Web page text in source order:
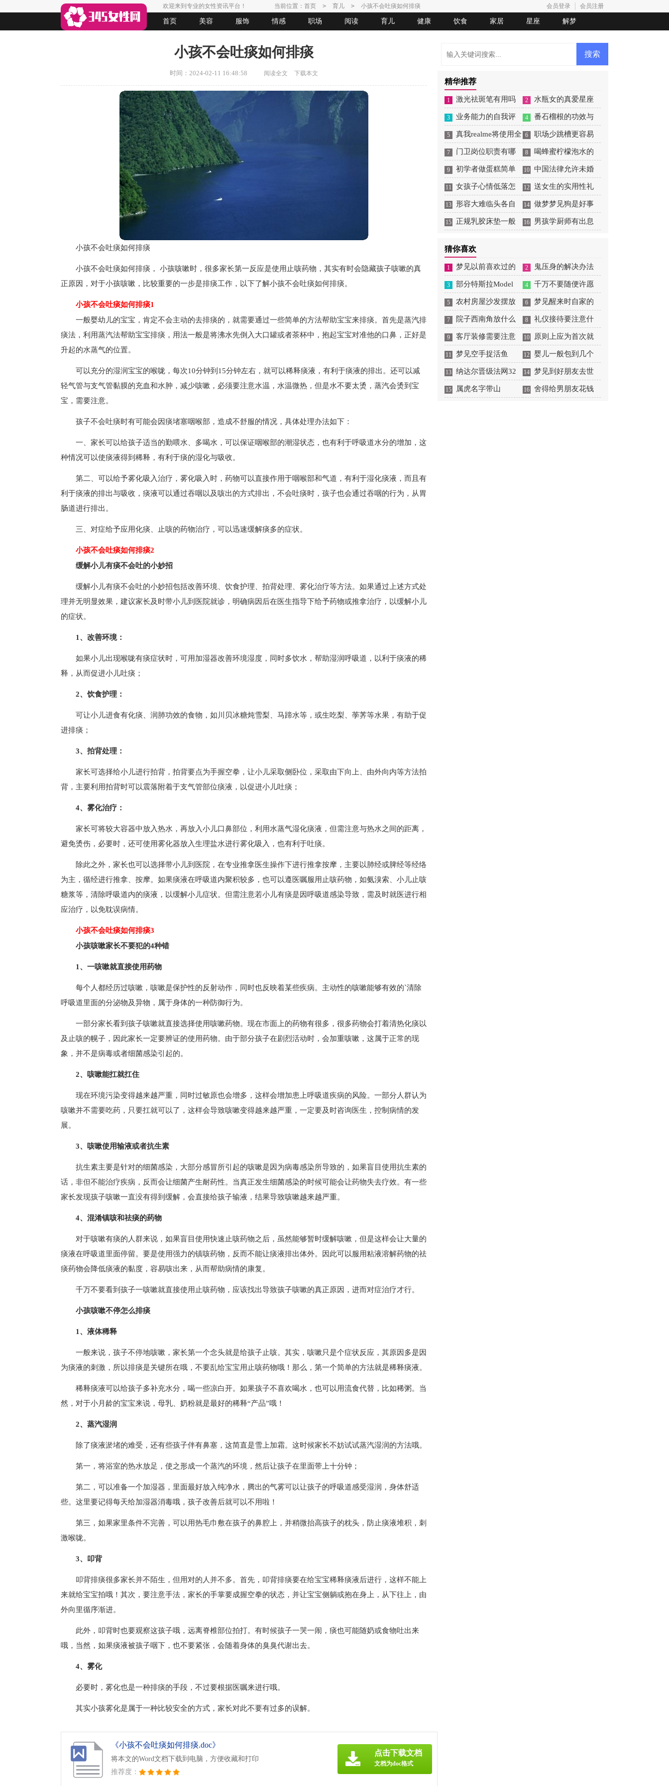
欢迎来到专业的女性资讯平台！ 会员登录 会员注册
首页 美容 服饰 情感 职场 阅读 育儿 健康 饮食 家居 星座 解梦
当前位置：首页 > 育儿 > 小孩不会吐痰如何排痰
小孩不会吐痰如何排痰
时间：2024-02-11 16:48:58 阅读全文 下载本文
小孩不会吐痰如何排痰
小孩不会吐痰如何排痰， 小孩咳嗽时，很多家长第一反应是使用止咳药物，其实有时会隐藏孩子咳嗽的真
正原因，对于小孩咳嗽，比较重要的一步是排痰工作，以下了解小孩不会吐痰如何排痰。
小孩不会吐痰如何排痰1
一般婴幼儿的宝宝，肯定不会主动的去排痰的，就需要通过一些简单的方法帮助宝宝来排痰。首先是蒸汽排
痰法，利用蒸汽法帮助宝宝排痰，用法一般是将沸水先倒入大口罐或者茶杯中，抱起宝宝对准他的口鼻，正好是
升起的水蒸气的位置。
可以充分的湿润宝宝的喉咙，每次10分钟到15分钟左右，就可以稀释痰液，有利于痰液的排出。还可以减
轻气管与支气管黏膜的充血和水肿，减少咳嗽，必须要注意水温，水温微热，但是水不要太烫，蒸汽会烫到宝
宝，需要注意。
孩子不会吐痰时有可能会因痰堵塞咽喉部，造成不舒服的情况，具体处理办法如下：
一、家长可以给孩子适当的勤喂水、多喝水，可以保证咽喉部的潮湿状态，也有利于呼吸道水分的增加，这
种情况可以使痰液得到稀释，有利于痰的湿化与吸收。
第二、可以给予雾化吸入治疗，雾化吸入时，药物可以直接作用于咽喉部和气道，有利于湿化痰液，而且有
利于痰液的排出与吸收，痰液可以通过吞咽以及咳出的方式排出，不会吐痰时，孩子也会通过吞咽的行为，从胃
肠道进行排出。
三、对症给予应用化痰、止咳的药物治疗，可以迅速缓解痰多的症状。
小孩不会吐痰如何排痰2
缓解小儿有痰不会吐的小妙招
缓解小儿有痰不会吐的小妙招包括改善环境、饮食护理、拍背处理、雾化治疗等方法。如果通过上述方式处
理并无明显效果，建议家长及时带小儿到医院就诊，明确病因后在医生指导下给予药物或推拿治疗，以缓解小儿
的症状。
1、改善环境：
如果小儿出现喉咙有痰症状时，可用加湿器改善环境湿度，同时多饮水，帮助湿润呼吸道，以利于痰液的稀
释，从而促进小儿吐痰；
2、饮食护理：
可让小儿进食有化痰、润肺功效的食物，如川贝冰糖炖雪梨、马蹄水等，或生吃梨、荸荠等水果，有助于促
进排痰；
3、拍背处理：
家长可选择给小儿进行拍背，拍背要点为手握空拳，让小儿采取侧卧位，采取由下向上、由外向内等方法拍
背，主要利用拍背时可以震落附着于支气管部位痰液，以促进小儿吐痰；
4、雾化治疗：
家长可将较大容器中放入热水，再放入小儿口鼻部位，利用水蒸气湿化痰液，但需注意与热水之间的距离，
避免烫伤，必要时，还可使用雾化器放入生理盐水进行雾化吸入，也有利于吐痰。
除此之外，家长也可以选择带小儿到医院，在专业推拿医生操作下进行推拿按摩，主要以肺经或脾经等经络
为主，循经进行推拿、按摩。如果痰液在呼吸道内聚积较多，也可以遵医嘱服用止咳药物，如氨溴索、小儿止咳
糖浆等，清除呼吸道内的痰液，以缓解小儿症状。但需注意若小儿有痰是因呼吸道感染导致，需及时就医进行相
应治疗，以免耽误病情。
小孩不会吐痰如何排痰3
小孩咳嗽家长不要犯的4种错
1、一咳嗽就直接使用药物
每个人都经历过咳嗽，咳嗽是保护性的反射动作，同时也反映着某些疾病。主动性的咳嗽能够有效的`清除
呼吸道里面的分泌物及异物，属于身体的一种防御行为。
一部分家长看到孩子咳嗽就直接选择使用咳嗽药物。现在市面上的药物有很多，很多药物会打着清热化痰以
及止咳的幌子，因此家长一定要辨证的使用药物。由于部分孩子在剧烈活动时，会加重咳嗽，这属于正常的现
象，并不是病毒或者细菌感染引起的。
2、咳嗽能扛就扛住
现在环境污染变得越来越严重，同时过敏原也会增多，这样会增加患上呼吸道疾病的风险。一部分人群认为
咳嗽并不需要吃药，只要扛就可以了，这样会导致咳嗽变得越来越严重，一定要及时咨询医生，控制病情的发
展。
3、咳嗽使用输液或者抗生素
抗生素主要是针对的细菌感染，大部分感冒所引起的咳嗽是因为病毒感染所导致的，如果盲目使用抗生素的
话，非但不能治疗疾病，反而会让细菌产生耐药性。当真正发生细菌感染的时候可能会让药物失去疗效。有一些
家长发现孩子咳嗽一直没有得到缓解，会直接给孩子输液，结果导致咳嗽越来越严重。
4、混淆镇咳和祛痰的药物
对于咳嗽有痰的人群来说，如果盲目使用快速止咳药物之后，虽然能够暂时缓解咳嗽，但是这样会让大量的
痰液在呼吸道里面停留。要是使用强力的镇咳药物，反而不能让痰液排出体外。因此可以服用粘液溶解药物的祛
痰药物会降低痰液的黏度，容易咳出来，从而帮助病情的康复。
千万不要看到孩子一咳嗽就直接使用止咳药物，应该找出导致孩子咳嗽的真正原因，进而对症治疗才行。
小孩咳嗽不停怎么排痰
1、液体稀释
一般来说，孩子不停地咳嗽，家长第一个念头就是给孩子止咳。其实，咳嗽只是个症状反应，其原因多是因
为痰液的刺激，所以排痰是关键所在哦，不要乱给宝宝用止咳药物哦！那么，第一个简单的方法就是稀释痰液。
稀释痰液可以给孩子多补充水分，喝一些凉白开。如果孩子不喜欢喝水，也可以用流食代替，比如稀粥。当
然，对于小月龄的宝宝来说，母乳、奶粉就是最好的稀释“产品”哦！
2、蒸汽湿润
除了痰液淤堵的难受，还有些孩子伴有鼻塞，这简直是雪上加霜。这时候家长不妨试试蒸汽湿润的方法哦。
第一，将浴室的热水放足，使之形成一个蒸汽的环境，然后让孩子在里面带上十分钟；
第二，可以准备一个加湿器，里面最好放入纯净水，腾出的气雾可以让孩子的呼吸道感受湿润，身体舒适
些。这里要记得每天给加湿器消毒哦，孩子改善后就可以不用啦！
第三，如果家里条件不完善，可以用热毛巾敷在孩子的鼻腔上，并稍微抬高孩子的枕头，防止痰液堆积，刺
激喉咙。
3、叩背
叩背排痰很多家长并不陌生，但用对的人并不多。首先，叩背排痰要在给宝宝稀释痰液后进行，这样不能上
来就给宝宝拍哦！其次，要注意手法，家长的手掌要成握空拳的状态，并让宝宝侧躺或抱在身上，从下往上，由
外向里循序渐进。
此外，叩背时也要观察这孩子哦，远离脊椎部位拍打。有时候孩子一哭一闹，痰也可能随奶或食物吐出来
哦，当然，如果痰液被孩子咽下，也不要紧张，会随着身体的臭臭代谢出去。
4、雾化
必要时，雾化也是一种排痰的手段，不过要根据医嘱来进行哦。
其实小孩雾化是属于一种比较安全的方式，家长对此不要有过多的误解。
《小孩不会吐痰如何排痰.doc》
将本文的Word文档下载到电脑，方便收藏和打印
推荐度：
点击下载文档
文档为doc格式
精华推荐
1 激光祛斑笔有用吗 2 水瓶女的真爱星座
3 业务能力的自我评
价
4 番石榴根的功效与
作用
5 真我realme将使用全
新Logo
6 职场少跳槽更容易
收获成功
7 门卫岗位职责有哪
些
8 喝蜂蜜柠檬泡水的
功效和好处
9 初学者做蛋糕简单
操作
10 中国法律允许未婚
生子吗
11 女孩子心情低落怎
么哄
12 送女生的实用性礼
物
13 形容大难临头各自
飞的词
14 做梦梦见狗是好事
还是坏事
15 正规乳胶床垫一般 16 男孩学厨师有出息
猜你喜欢
1 梦见以前喜欢过的
男生喜欢自己
2 鬼压身的解决办法
3 部分特斯拉Model
3/Y因缺少零件无法正
常向车主交付
4 千万不要随便许愿
5 农村房屋沙发摆放
位置
6 梦见醒来时自家的
入户门开着
7 院子西南角放什么
旺财
8 礼仪接待要注意什
么
9 客厅装修需要注意
哪些风水
10 原则上应为首次就
业
11 梦见空手捉活鱼 12 婴儿一般包到几个
月
13 纳达尔晋级法网32
强，实现大满贯300胜
14 梦见到好朋友去世
是什么意思
15 属虎名字带山 16 舍得给男朋友花钱